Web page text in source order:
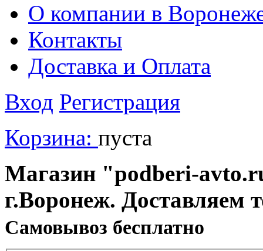
О компании в
Контакты
Доставка и Оплата
Вход Регистрация
Корзина: пуста
Магазин "podberi-
г.Воронеж. Доставляем
Cамовывоз бесплатно